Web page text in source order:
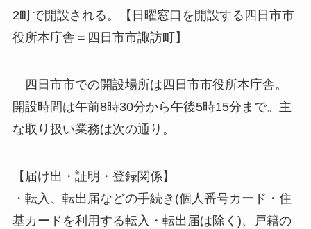
2町で開設される。【日曜窓口を開設する四日市市
役所本庁舎＝四日市市諏訪町】
四日市市での開設場所は四日市市役所本庁舎。
開設時間は午前8時30分から午後5時15分まで。主
な取り扱い業務は次の通り。
【届け出・証明・登録関係】
・転入、転出届などの手続き(個人番号カード・住
基カードを利用する転入・転出届は除く)、戸籍の